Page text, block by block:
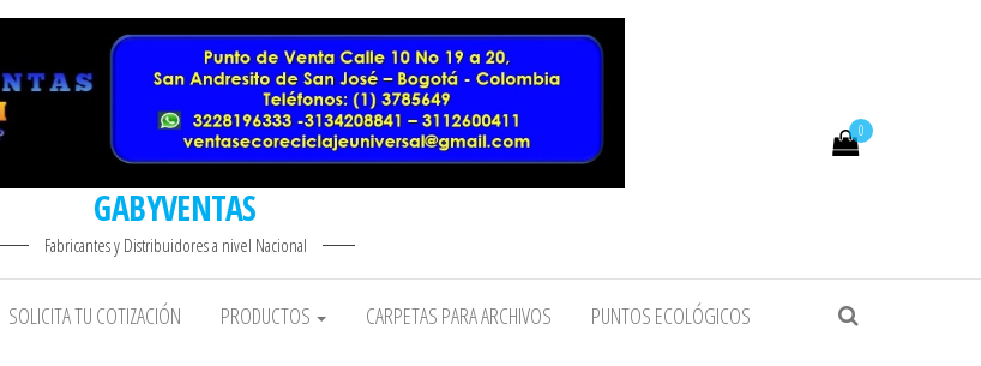
GABYVENTAS
Fabricantes y Distribuidores a nivel Nacional
0
SOLICITA TU COTIZACIÓN PRODUCTOS CARPETAS PARA ARCHIVOS PUNTOS ECOLÓGICOS